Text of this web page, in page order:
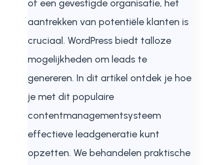
of een gevestigde organisatie, het
aantrekken van potentiële klanten is
cruciaal. WordPress biedt talloze
mogelijkheden om leads te
genereren. In dit artikel ontdek je hoe
je met dit populaire
contentmanagementsysteem
effectieve leadgeneratie kunt
opzetten. We behandelen praktische